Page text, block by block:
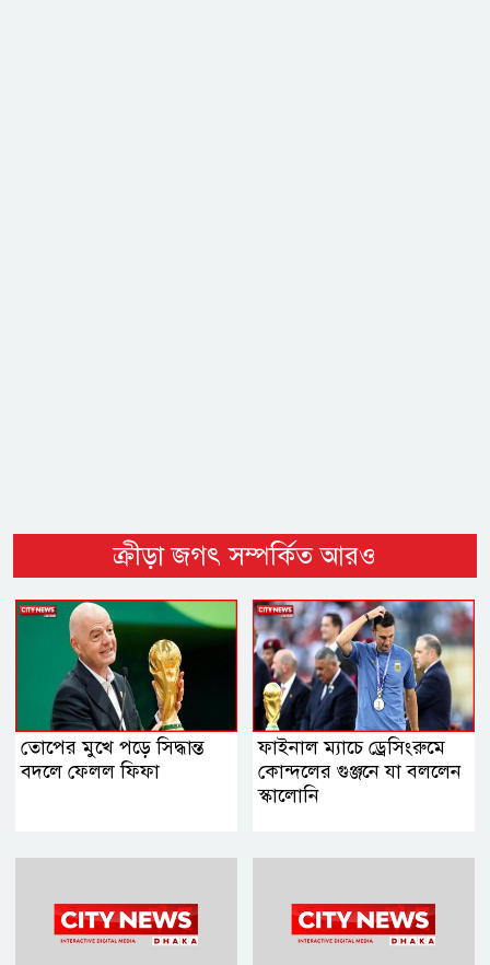
ক্রীড়া জগৎ সম্পর্কিত আরও
তোপের মুখে পড়ে সিদ্ধান্ত
বদলে ফেলল ফিফা
ফাইনাল ম্যাচে ড্রেসিংরুমে
কোন্দলের গুঞ্জনে যা বললেন
স্কালোনি